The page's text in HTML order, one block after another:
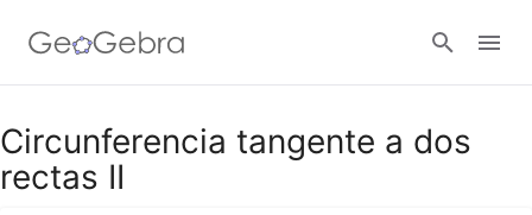
Google Classroom
Circunferencia tangente a dos
rectas II